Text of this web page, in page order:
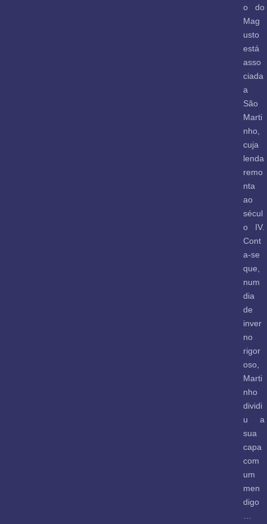
o do
Mag
usto
está
asso
ciada
a
São
Marti
nho,
cuja
lenda
remo
nta
ao
sécul
o IV.
Cont
a-se
que,
num
dia
de
inver
no
rigor
oso,
Marti
nho
dividi
u a
sua
capa
com
um
men
digo